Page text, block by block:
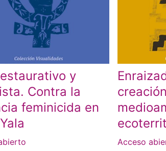
y
Contra la
feminicida en
Acceso